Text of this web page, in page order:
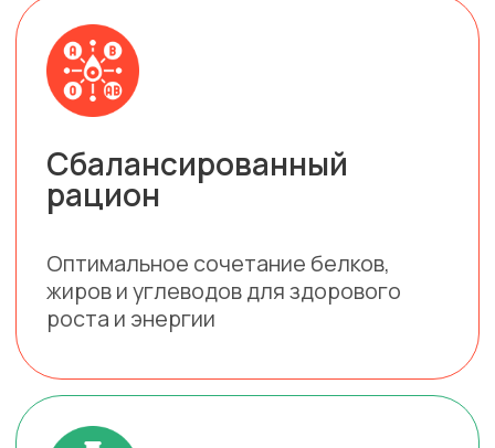
Отсутствие
искусственных добавок
Без консервантов, красителей и
Разнообразие
ассортимента
Линейка продукции для разных